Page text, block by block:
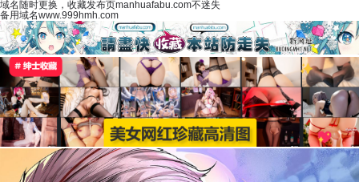
域名随时更换，收藏发布页manhuafabu.com不迷失
备用域名www.999hmh.com